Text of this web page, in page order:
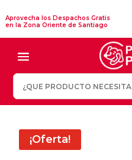
Aprovecha los Despachos Gratis
en la Zona Oriente de Santiago
¡Oferta!